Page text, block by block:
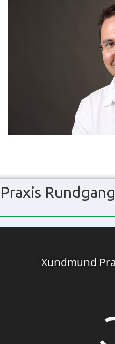
Praxis Rundgang